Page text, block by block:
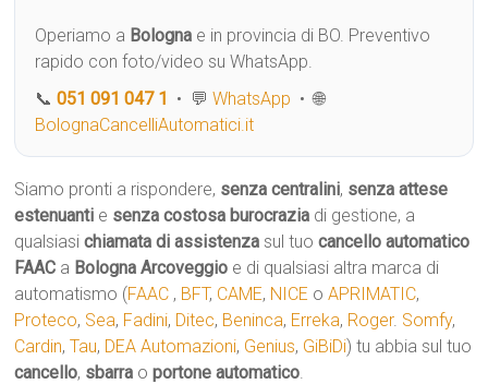
Operiamo a Bologna e in provincia di BO. Preventivo
rapido con foto/video su WhatsApp.
📞051 091 047 1 • 💬WhatsApp • 🌐
BolognaCancelliAutomatici.it
Siamo pronti a rispondere, senza centralini, senza attese
estenuanti e senza costosa burocrazia di gestione, a
qualsiasichiamata di assistenza sul tuocancello automatico
FAAC a Bologna Arcoveggio e di qualsiasi altra marca di
automatismo (FAAC , BFT, CAME, NICE oAPRIMATIC,
Proteco, Sea, Fadini, Ditec, Beninca, Erreka, Roger. Somfy,
Cardin,Tau, DEA Automazioni, Genius, GiBiDi) tu abbia sul tuo
cancello, sbarra oportone automatico.